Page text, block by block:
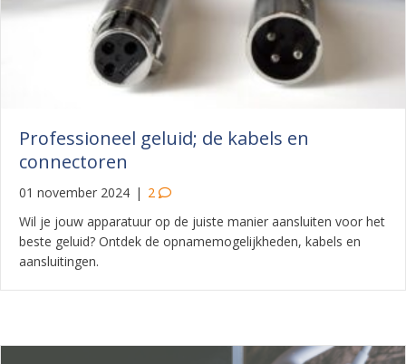
Professioneel geluid; de kabels en
connectoren
01 november 2024 | 2
Wil je jouw apparatuur op de juiste manier aansluiten voor het
beste geluid? Ontdek de opnamemogelijkheden, kabels en
aansluitingen.